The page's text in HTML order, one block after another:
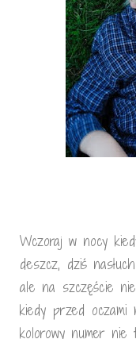
Wczoraj w nocy
deszcz, dziś
ale na szczęście
kiedy przed oczami
kolorowy numer nie